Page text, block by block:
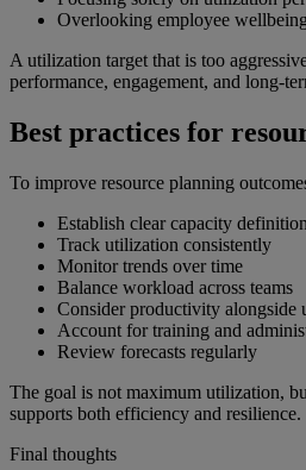
Overlooking employee
A utilization target that is too
performance, engagement, and long-
Best practices for
To improve resource planning
Establish clear capacity
Track utilization consistently
Monitor trends over time
Balance workload across teams
Consider productivity alongside
Account for training and
Review forecasts regularly
The goal is not maximum utilization,
supports both efficiency and resilience.
Final thoughts